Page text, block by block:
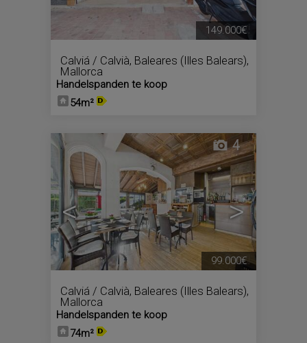
Calviá / Calvià, Baleares (Illes Balears),
Mallorca
Handelspanden te koop
54m²
149.000€
< >
4
Calviá / Calvià, Baleares (Illes Balears),
Mallorca
Handelspanden te koop
74m²
99.000€